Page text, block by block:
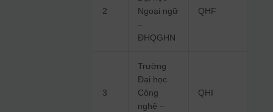
2
Ngoại ngữ
–
ĐHQGHN
QHF
3
Trường
Đại học
Công
nghệ –
QHI